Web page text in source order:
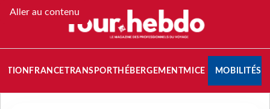
Aller au contenu
FRANCETRANSPORT HÉBERGEMENTMICE MOBILITÉS